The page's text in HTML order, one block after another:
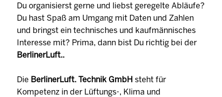
Du organisierst gerne und liebst geregelte Abläufe?
Du hast Spaß am Umgang mit Daten und Zahlen
und bringst ein technisches und kaufmännisches
Interesse mit? Prima, dann bist Du richtig bei der
BerlinerLuft..
Die BerlinerLuft. Technik GmbH steht für
Kompetenz in der Lüftungs-, Klima und